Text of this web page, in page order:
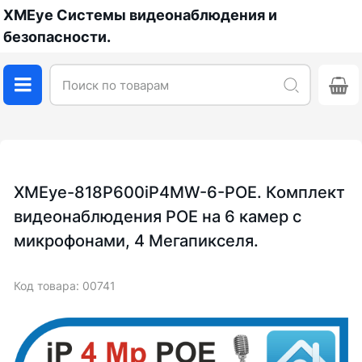
XMEye Системы видеонаблюдения и
безопасности.
XMEye-818P600iP4MW-6-POE. Комплект
видеонаблюдения POE на 6 камер с
микрофонами, 4 Мегапикселя.
Код товара: 00741